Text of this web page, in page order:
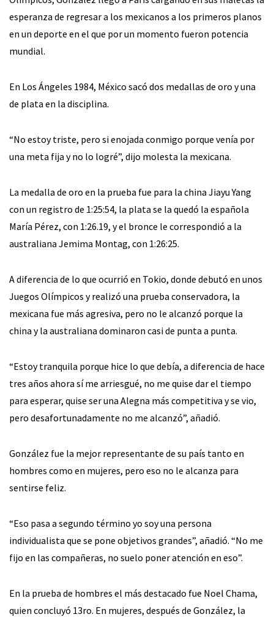
esperanza de regresar a los mexicanos a los primeros planos
en un deporte en el que por un momento fueron potencia
mundial.
En Los Ángeles 1984, México sacó dos medallas de oro y una
de plata en la disciplina.
“No estoy triste, pero si enojada conmigo porque venía por
una meta fija y no lo logré”, dijo molesta la mexicana.
La medalla de oro en la prueba fue para la china Jiayu Yang
con un registro de 1:25:54, la plata se la quedó la española
María Pérez, con 1:26.19, y el bronce le correspondió a la
australiana Jemima Montag, con 1:26:25.
A diferencia de lo que ocurrió en Tokio, donde debutó en unos
Juegos Olímpicos y realizó una prueba conservadora, la
mexicana fue más agresiva, pero no le alcanzó porque la
china y la australiana dominaron casi de punta a punta.
“Estoy tranquila porque hice lo que debía, a diferencia de hace
tres años ahora sí me arriesgué, no me quise dar el tiempo
para esperar, quise ser una Alegna más competitiva y se vio,
pero desafortunadamente no me alcanzó”, añadió.
González fue la mejor representante de su país tanto en
hombres como en mujeres, pero eso no le alcanza para
sentirse feliz.
“Eso pasa a segundo término yo soy una persona
individualista que se pone objetivos grandes”, añadió. “No me
fijo en las compañeras, no suelo poner atención en eso”.
En la prueba de hombres el más destacado fue Noel Chama,
quien concluyó 13ro. En mujeres, después de González, la